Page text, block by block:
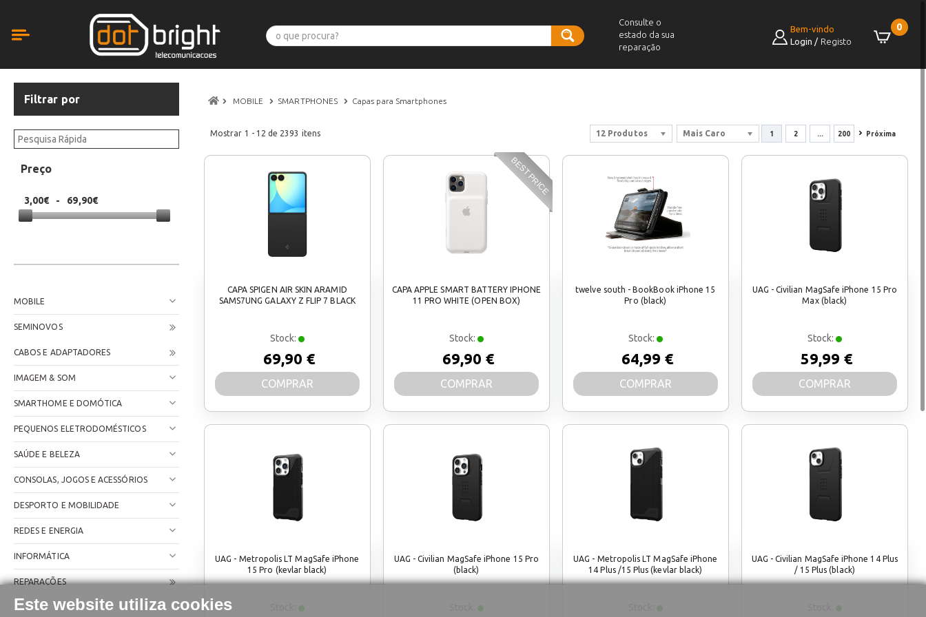
Este website utiliza cookies
Consulte o
estado da sua
reparação
0
Bem-vindo
Login / Registo
Filtrar por
Preço
3,00€ - 69,90€
MOBILE
SEMINOVOS
CABOS E ADAPTADORES
IMAGEM & SOM
SMARTHOME E DOMÓTICA
PEQUENOS ELETRODOMÉSTICOS
SAÚDE E BELEZA
CONSOLAS, JOGOS E ACESSÓRIOS
DESPORTO E MOBILIDADE
REDES E ENERGIA
INFORMÁTICA
REPARAÇÕES
MOBILE SMARTPHONES Capas para Smartphones
Mostrar 1 - 12 de 2393 itens 1 2 ... 200 Próxima
Mais Caro
12 Produtos
CAPA SPIGEN AIR SKIN ARAMID
SAMS7UNG GALAXY Z FLIP 7 BLACK
Stock:
69,90 €
COMPRAR
BEST PRICE
CAPA APPLE SMART BATTERY IPHONE
11 PRO WHITE (OPEN BOX)
Stock:
69,90 €
COMPRAR
twelve south - BookBook iPhone 15
Pro (black)
Stock:
64,99 €
COMPRAR
UAG - Civilian MagSafe iPhone 15 Pro
Max (black)
Stock:
59,99 €
COMPRAR
UAG - Metropolis LT MagSafe iPhone
15 Pro (kevlar black)
Stock:
UAG - Civilian MagSafe iPhone 15 Pro
(black)
Stock:
UAG - Metropolis LT MagSafe iPhone
14 Plus /15 Plus (kevlar black)
UAG - Civilian MagSafe iPhone 14 Plus
/ 15 Plus (black)